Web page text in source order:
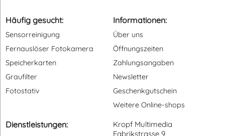
Häufig gesucht:
Sensorreinigung
Fernauslöser Fotokamera
Speicherkarten
Graufilter
Fotostativ
Informationen:
Über uns
Öffnungszeiten
Zahlungsangaben
Newsletter
Geschenkgutschein
Weitere Online-shops
Dienstleistungen:
Kropf Multimedia
Fabrikstrasse 9